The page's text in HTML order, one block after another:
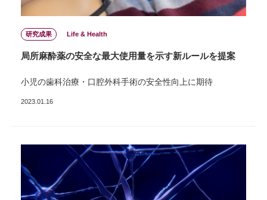
研究成果 Life & Health
局所⿇酔薬の安全な最⼤使⽤量を⽰す新ルールを提案
⼩児の⻭科治療・⼝腔外科⼿術の安全性向上に期待
2023.01.16